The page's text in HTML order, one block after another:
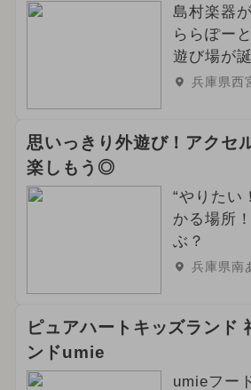
2026年3月のイベント
2024年4月のイベント
2024年8月のイベント
2025年4月のイベント
2025年5月のイベント
イルミ
2024年3月のイベント
2025年6月のイベント
島村楽器
ららぽー
遊び場が
兵庫県西
思いっきり外遊び！アクセ
楽しもう◎
“やりたい
かる場所
ぶ？
兵庫県南
ピュアハートキッズランド
ンドumie
umieフー